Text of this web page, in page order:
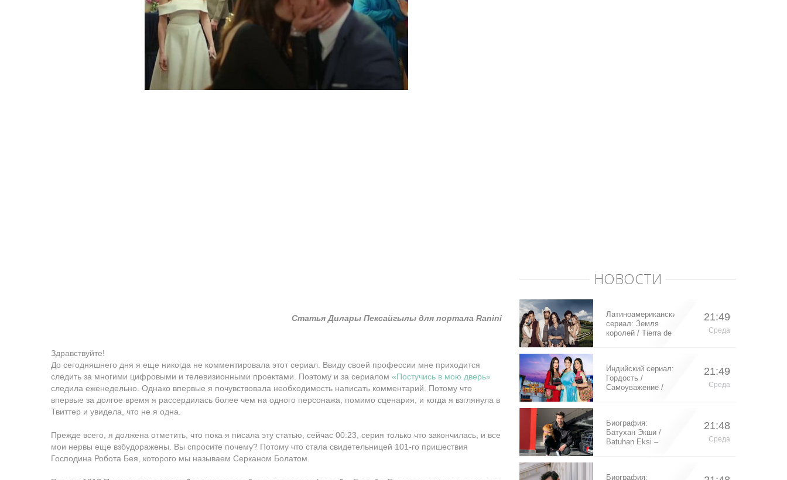
Статья Дилары Пексайгылы для портала Ranini
Здравствуйте!
До сегодняшнего дня я еще никогда не комментировала этот сериал. Ввиду своей профессии мне приходится
следить за многими цифровыми и телевизионными проектами. Поэтому и за сериалом «Постучись в мою дверь»
следила еженедельно. Однако впервые я почувствовала необходимость написать комментарий. Потому что
впервые за долгое время я рассердилась более чем на одного персонажа, помимо сценария, и когда я взглянула в
Твиттер и увидела, что не я одна.
Прежде всего, я должена отметить, что пока я писала эту статью, сейчас 00:23, серия только что закончилась, и все
мои нервы еще взбудоражены. Вы спросите почему? Потому что стала свидетельницей 101-го пришествия
Господина Робота Бея, которого мы называем Серканом Болатом.
НОВОСТИ
Латиноамериканский
сериал: Земля
королей / Tierra de
21:49
Среда
Индийский сериал:
Гордость /
Самоуважение /
21:49
Среда
Биография:
Батухан Экши /
Batuhan Eksi –
21:48
Среда
Биография: